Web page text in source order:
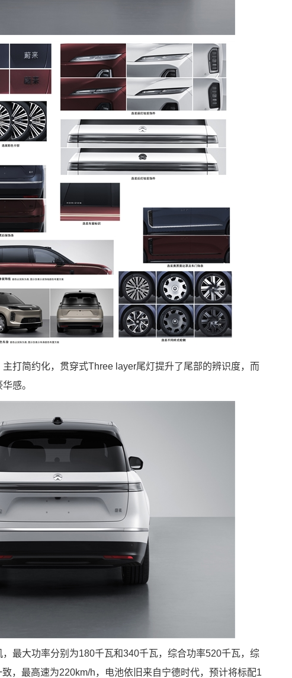
打简约化，贯穿式Three layer尾灯提升了尾部的辨识度，而
感。
最大功率分别为180千瓦和340千瓦，综合功率520千瓦，综
，最高速为220km/h，电池依旧来自宁德时代，预计将标配1